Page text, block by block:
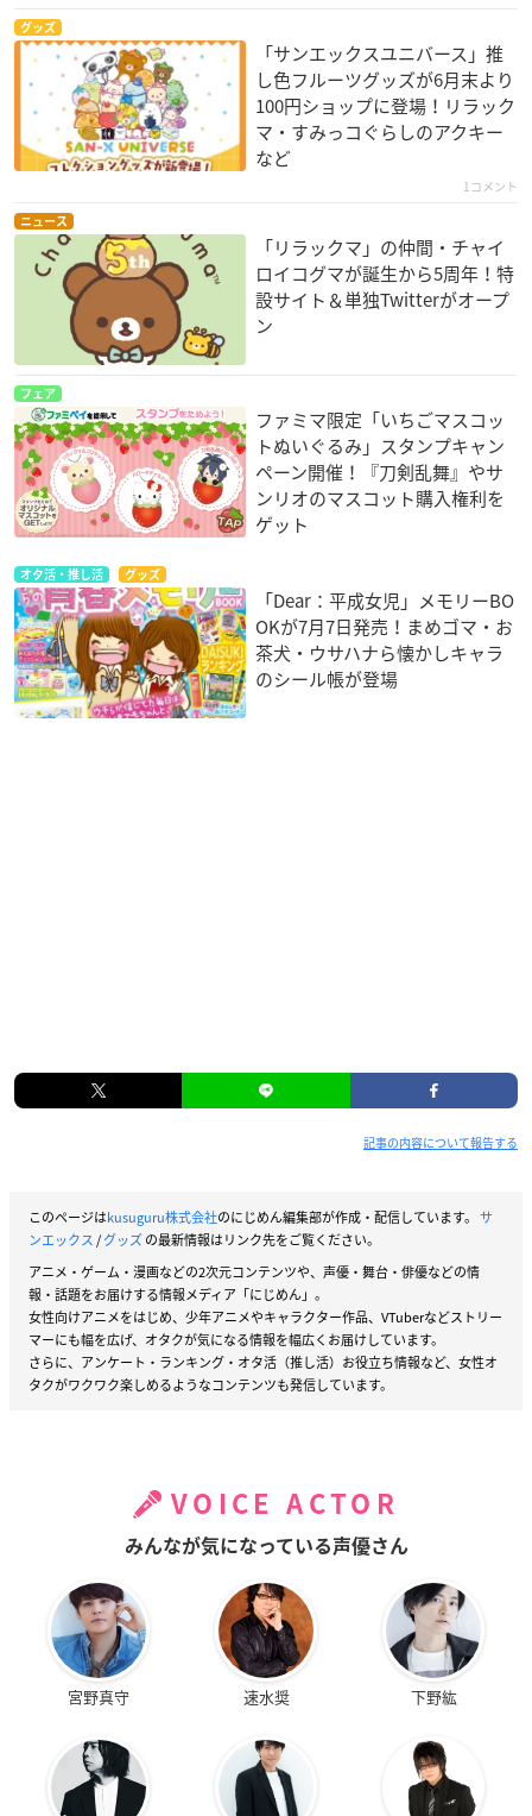
グッズ
「サンエックスユニバース」推
し色フルーツグッズが6月末より
100円ショップに登場！リラック
マ・すみっコぐらしのアクキー
など
1コメント
ニュース
「リラックマ」の仲間・チャイ
ロイコグマが誕生から5周年！特
設サイト＆単独Twitterがオープ
ン
フェア
ファミマ限定「いちごマスコッ
トぬいぐるみ」スタンプキャン
ペーン開催！『刀剣乱舞』やサ
ンリオのマスコット購入権利を
ゲット
オタ活・推し活 グッズ
「Dear：平成女児」メモリーBO
OKが7月7日発売！まめゴマ・お
茶犬・ウサハナら懐かしキャラ
のシール帳が登場
記事の内容について報告する
このページはkusuguru株式会社のにじめん編集部が作成・配信しています。 サ
ンエックス/グッズの最新情報はリンク先をご覧ください。
アニメ・ゲーム・漫画などの2次元コンテンツや、声優・舞台・俳優などの情
報・話題をお届けする情報メディア「にじめん」。
女性向けアニメをはじめ、少年アニメやキャラクター作品、VTuberなどストリー
マーにも幅を広げ、オタクが気になる情報を幅広くお届けしています。
さらに、アンケート・ランキング・オタ活（推し活）お役立ち情報など、女性オ
タクがワクワク楽しめるようなコンテンツも発信しています。
VOICE ACTOR
みんなが気になっている声優さん
宮野真守 速水奨 下野紘